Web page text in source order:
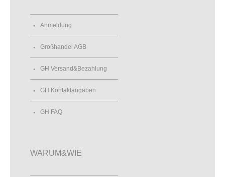
Anmeldung
Großhandel AGB
GH Versand&Bezahlung
GH Kontaktangaben
GH FAQ
WARUM&WIE